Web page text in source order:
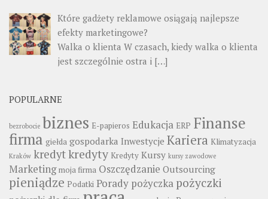
Które gadżety reklamowe osiągają najlepsze
efekty marketingowe?
Walka o klienta W czasach, kiedy walka o klienta
jest szczególnie ostra i […]
POPULARNE
bezrobocie biznes E-papieros Edukacja ERP Finanse
firma giełda gospodarka Inwestycje Kariera Klimatyzacja
Kraków kredytkredyty Kredyty Kursy kursy zawodowe
Marketing moja firma Oszczędzanie Outsourcing
pieniądze Podatki Porady pożyczka pożyczki